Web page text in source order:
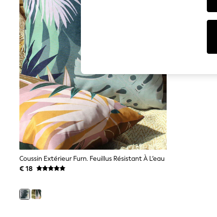
Sunglasses
Men's Holiday Shop
All Swimwear
Accessories
Bags & Luggage
Footwear
Hats
Linen Collection
Loafers
Polo Shirts
Sandals & Flipflops
Shirts
Shorts
Sunglasses
T-Shirts
Vests
Boys Holiday Shop
All Swimwear
Polo Shirts
Coussin Extérieur Furn. Feuillus Résistant À L’eau
€ 18